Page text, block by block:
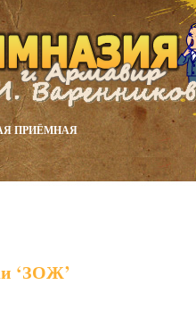
ПРИЁМНАЯ
‘ЗОЖ’